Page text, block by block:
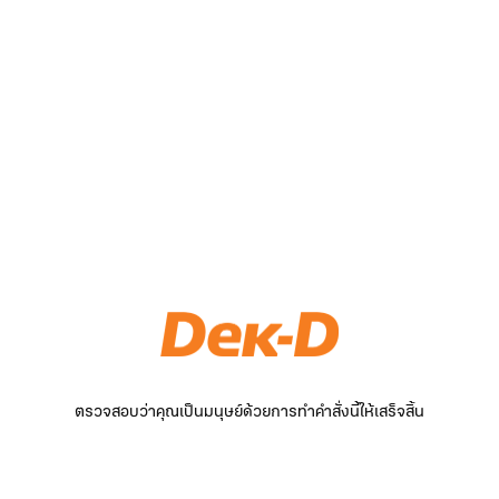
ตรวจสอบว่าคุณเป็นมนุษย์ด้วยการทำคำสั่งนี้ให้เสร็จสิ้น